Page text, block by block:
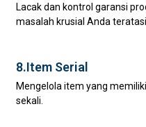
Lacak dan kontrol garansi
masalah krusial Anda
8.Item Serial
Mengelola item yang
sekali.